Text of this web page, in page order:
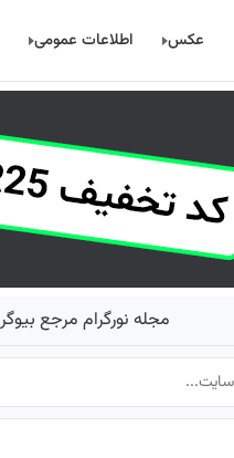
عکس اطلاعات عمومی
مجله نورگرام مرجع